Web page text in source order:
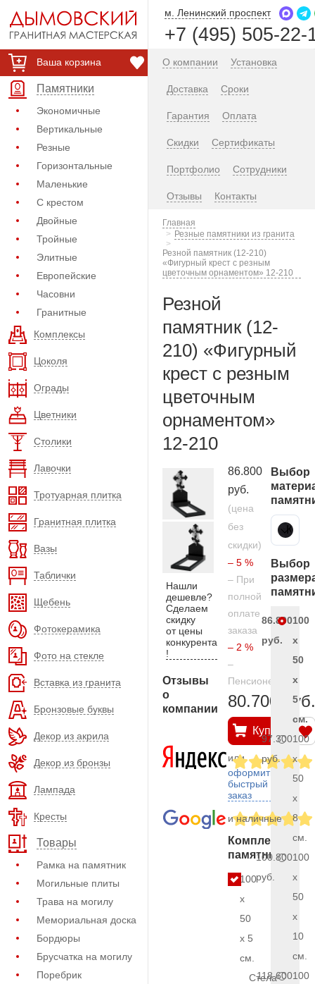
Ваша корзина
Памятники
Экономичные
Вертикальные
Резные
Горизонтальные
Маленькие
С крестом
Двойные
Тройные
Элитные
Европейские
Часовни
Гранитные
Комплексы
Цоколя
Ограды
Цветники
Столики
Лавочки
Тротуарная плитка
Гранитная плитка
Вазы
Таблички
Щебень
Фотокерамика
Фото на стекле
Вставка из гранита
Бронзовые буквы
Декор из акрила
Декор из бронзы
Лампада
Кресты
Товары
Рамка на памятник
Могильные плиты
Трава на могилу
Мемориальная доска
Бордюры
Брусчатка на могилу
Поребрик
м. Ленинский проспект
+7 (495) 505-22-
О компании Установка
Доставка Сроки
Гарантия Оплата
Скидки Сертификаты
Портфолио Сотрудники
Отзывы Контакты
Главная
Резные памятники из гранита
Резной памятник (12-210)
«Фигурный крест с резным
цветочным орнаментом» 12-210
Резной
памятник (12-
210) «Фигурный
крест с резным
цветочным
орнаментом»
12-210
Нашли
дешевле?
Сделаем
скидку
от цены
конкурента
!
Отзывы
о
компании
86.800
руб.
(цена
без
скидки)
– 5 %
– При
полной
оплате
заказа
– 2 %
–
Пенсионерам
80.700 руб.
Купить
или
оформить
быстрый
заказ
и наличные
Комплект
памятника
100
x
50
x 5
см.
Стела
Выбор
Карельский гранит
Выбор
86.800
руб.
100
x
50
x
5
см.
97.300
руб.
100
x
50
x
8
см.
100.800
руб.
100
x
50
x
10
см.
118.600100